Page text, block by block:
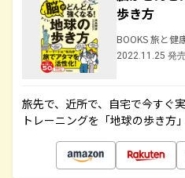
歩き方
BOOKS 旅と健
2022.11.25 発
旅先で、近所で、自宅で今すぐ
トレーニングを「地球の歩き方